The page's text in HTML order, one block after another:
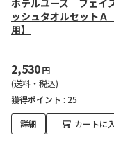
ホテルユーズ フェイ
ッシュタオルセットＡ
用】
2,530円
(送料・税込)
獲得ポイント : 25
詳細 カートに